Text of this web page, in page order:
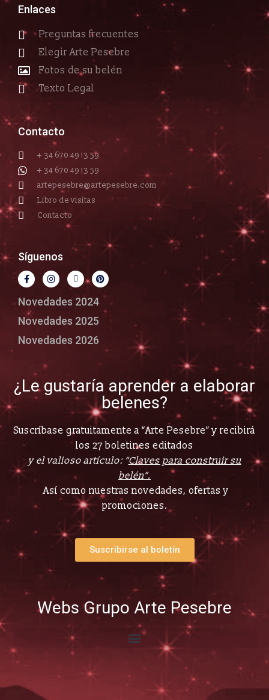
Enlaces
Preguntas frecuentes
Elegir Arte Pesebre
Fotos de su belén
Texto Legal
Contacto
+ 34 670 49 13 59
+ 34 670 49 13 59
artepesebre@artepesebre.com
Libro de visitas
Contacto
Síguenos
Novedades 2024
Novedades 2025
Novedades 2026
¿Le gustaría aprender a elaborar
belenes?
Suscríbase gratuitamente a “Arte Pesebre” y recibirá
los 27 boletines editados
y el valioso artículo: “Claves para construir su
belén”.
Así como nuestras novedades, ofertas y
promociones.
Suscribirse al boletín
Webs Grupo Arte Pesebre